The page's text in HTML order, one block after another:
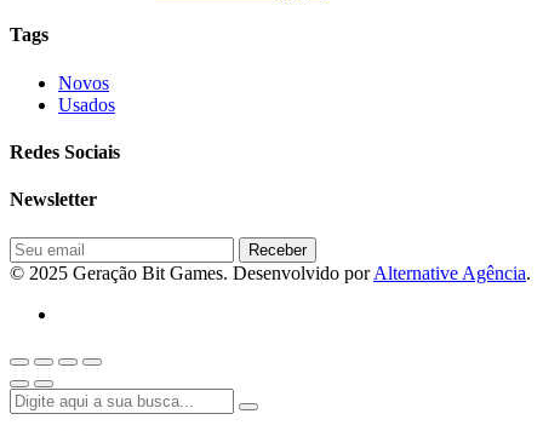
Tags
Novos
Usados
Redes Sociais
Newsletter
© 2025 Geração Bit Games. Desenvolvido porAlternative Agência.